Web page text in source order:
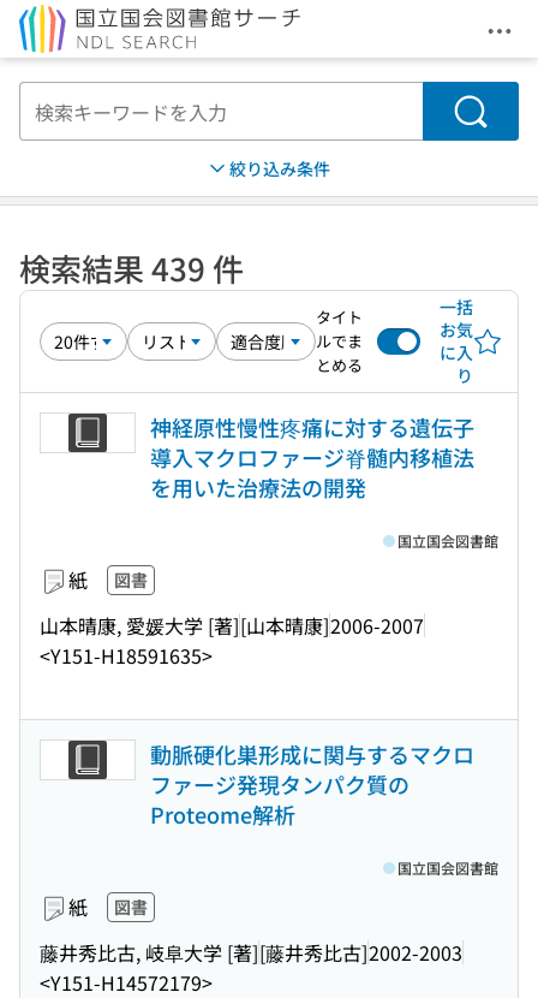
メ
検索
絞り込み条件
検索結果 439 件
タイト
ルでま
とめる
一括
お気
に入
り
神経原性慢性疼痛に対する遺伝子
導入マクロファージ脊髄内移植法
を用いた治療法の開発
紙 図書
山本晴康, 愛媛大学 [著][山本晴康]2006-2007
<Y151-H18591635>
国立国会図書館
動脈硬化巣形成に関与するマクロ
ファージ発現タンパク質の
Proteome解析
紙 図書
藤井秀比古, 岐阜大学 [著][藤井秀比古]2002-2003
<Y151-H14572179>
国立国会図書館